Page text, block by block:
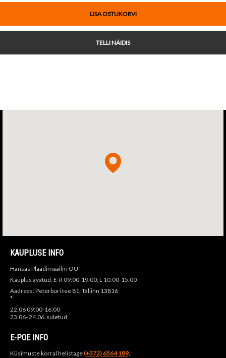
LISA OSTUKORVI
TELLI NÄIDIS
KAUPLUSE INFO
Hansas Plaadimaailm OÜ
Kauplus avatud: E-R 09:00-19.00; L 10.00-15.00
Aadress: Peterburi tee 81, Tallinn 13816
*
22.06 09:00-16:00
23.06- 24.06 suletud
E-POE INFO
Küsimuste korral helistage(+372) 6564 189,